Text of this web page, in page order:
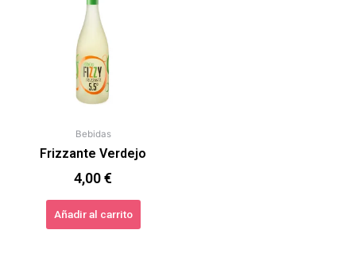
Bebidas
Frizzante Verdejo
4,00€
Añadir al carrito